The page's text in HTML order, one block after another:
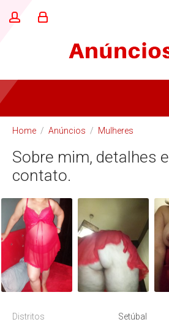
Home / Anúncios / Mulheres
Sobre mim, detalhes e
contato.
Distritos Setúbal